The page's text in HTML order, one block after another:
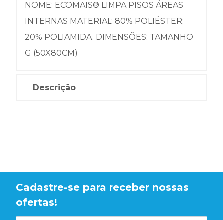
NOME: ECOMAIS® LIMPA PISOS ÁREAS
INTERNAS MATERIAL: 80% POLIÉSTER;
20% POLIAMIDA. DIMENSÕES: TAMANHO
G (50X80CM)
Descrição
Cadastre-se para receber nossas
ofertas!